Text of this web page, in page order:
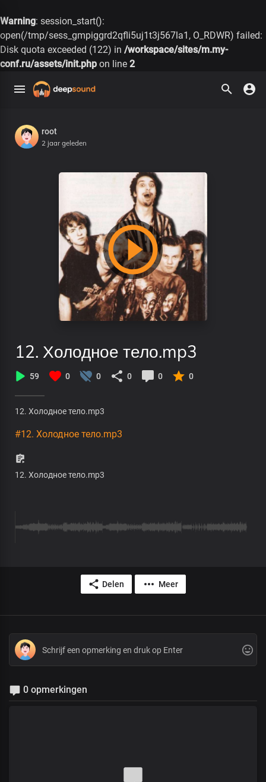
Warning: session_start():
open(/tmp/sess_gmpiggrd2qfli5uj1t3j567la1, O_RDWR) failed:
Disk quota exceeded (122) in /workspace/sites/m.my-
conf.ru/assets/init.php on line 2
root
2 jaar geleden
12. Холодное тело.mp3
59 0 0 0 0 0
12. Холодное тело.mp3
#12. Холодное тело.mp3
12. Холодное тело.mp3
Delen Meer
0 opmerkingen